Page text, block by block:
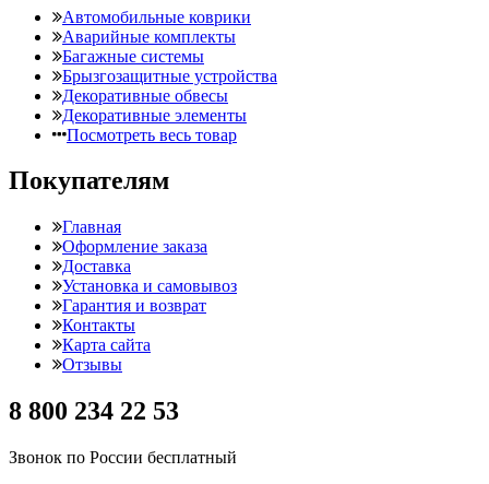
Автомобильные коврики
Аварийные комплекты
Багажные системы
Брызгозащитные устройства
Декоративные обвесы
Декоративные элементы
Посмотреть весь товар
Покупателям
Главная
Оформление заказа
Доставка
Установка и самовывоз
Гарантия и возврат
Контакты
Карта сайта
Отзывы
8 800 234 22 53
Звонок по России бесплатный